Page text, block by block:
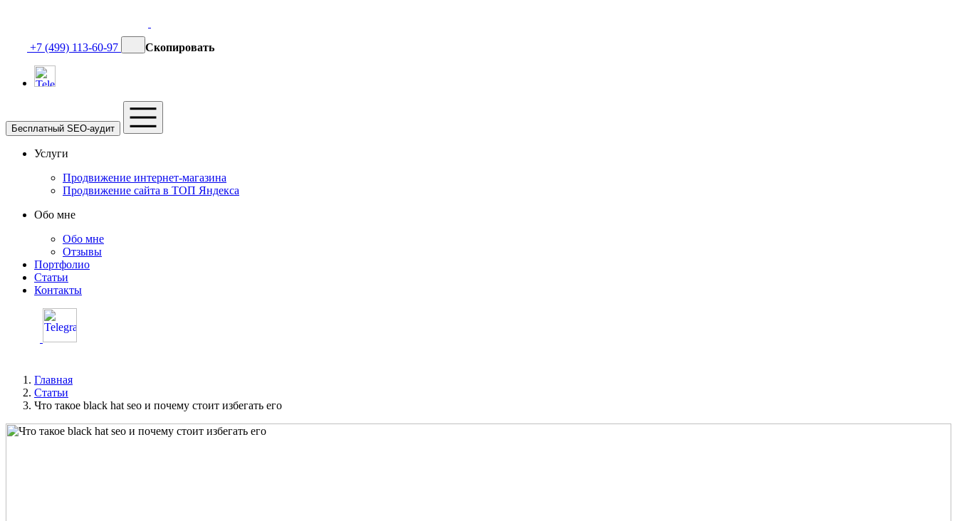
+7 (499) 113-60-97 Скопировать
Бесплатный SEO-аудит
Услуги
Продвижение интернет-магазина
Продвижение сайта в ТОП Яндекса
Обо мне
Обо мне
Отзывы
Портфолио
Статьи
Контакты
Главная
Статьи
Что такое black hat seo и почему стоит избегать его